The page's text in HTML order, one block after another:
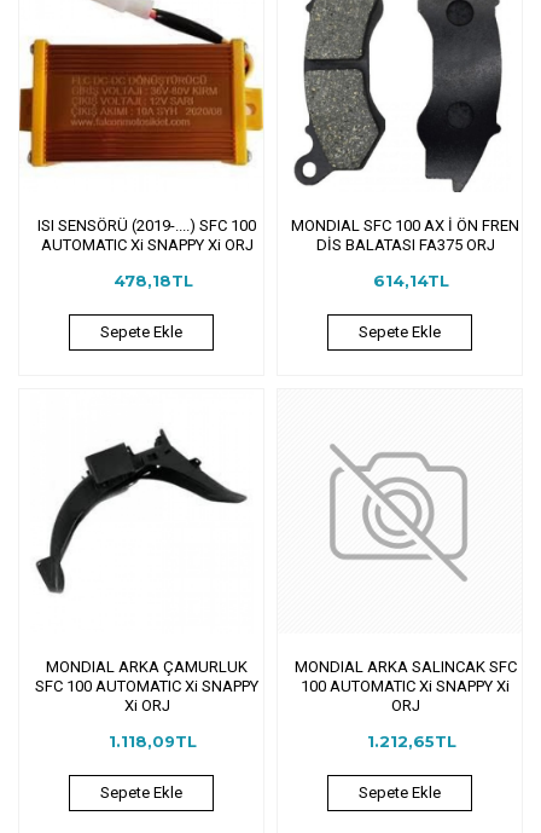
ISI SENSÖRÜ (2019-....) SFC 100
AUTOMATIC Xi SNAPPY Xi ORJ
478,18TL
Sepete Ekle
MONDIAL SFC 100 AX İ ÖN FREN
DİS BALATASI FA375 ORJ
614,14TL
Sepete Ekle
MONDIAL ARKA ÇAMURLUK
SFC 100 AUTOMATIC Xi SNAPPY
Xi ORJ
1.118,09TL
Sepete Ekle
MONDIAL ARKA SALINCAK SFC
100 AUTOMATIC Xi SNAPPY Xi
ORJ
1.212,65TL
Sepete Ekle